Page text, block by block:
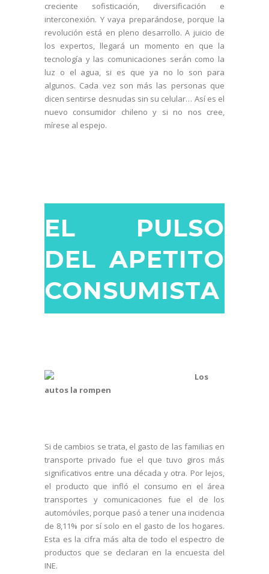
creciente sofisticación, diversificación e
interconexión. Y vaya preparándose, porque la
revolución está en pleno desarrollo. A juicio de
los expertos, llegará un momento en que la
tecnología y las comunicaciones serán como la
luz o el agua, si es que ya no lo son para
algunos. Cada vez son más las personas que
dicen sentirse desnudas sin su celular… Así es el
nuevo consumidor chileno y si no nos cree,
mírese al espejo.
EL PULSO
DEL APETITO
CONSUMISTA
Los
autos la rompen
Si de cambios se trata, el gasto de las familias en
transporte privado fue el que tuvo giros más
significativos entre una década y otra. Por lejos,
el producto que infló el consumo en el área
transportes y comunicaciones fue el de los
automóviles, porque pasó a tener una incidencia
de 8,11% por sí solo en el gasto de los hogares.
Esta es la cifra más alta de todo el espectro de
productos que se declaran en la encuesta del
INE.